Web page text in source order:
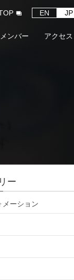
EN JP
メンバー アクセス
ー
メーション